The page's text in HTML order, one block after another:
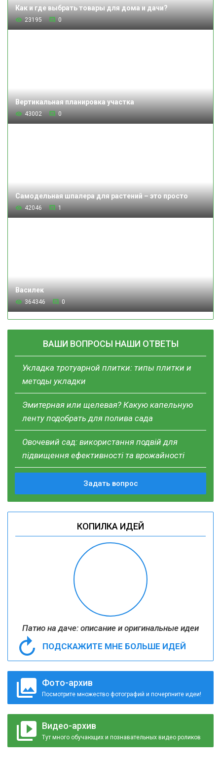
Как и где выбрать товары для дома и дачи?
23195 0
Вертикальная планировка участка
43002 0
Самодельная шпалера для растений – это просто
42046 1
Василек
364346 0
ВАШИ ВОПРОСЫ НАШИ ОТВЕТЫ
Укладка тротуарной плитки: типы плитки и
методы укладки
Эмитерная или щелевая? Какую капельную
ленту подобрать для полива сада
Овочевий сад: використання подвій для
підвищення ефективності та врожайності
Задать вопрос
КОПИЛКА ИДЕЙ
Патио на даче: описание и оригинальные идеи
ПОДСКАЖИТЕ МНЕ БОЛЬШЕ ИДЕЙ
Фото-архив
Посмотрите множество фотографий и почерпните идеи!
Видео-архив
Тут много обучающих и познавательных видео роликов